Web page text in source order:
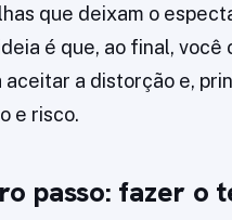
que deixam o
é que, ao final,
aceitar a distorção e,
e risco.
passo: fazer o